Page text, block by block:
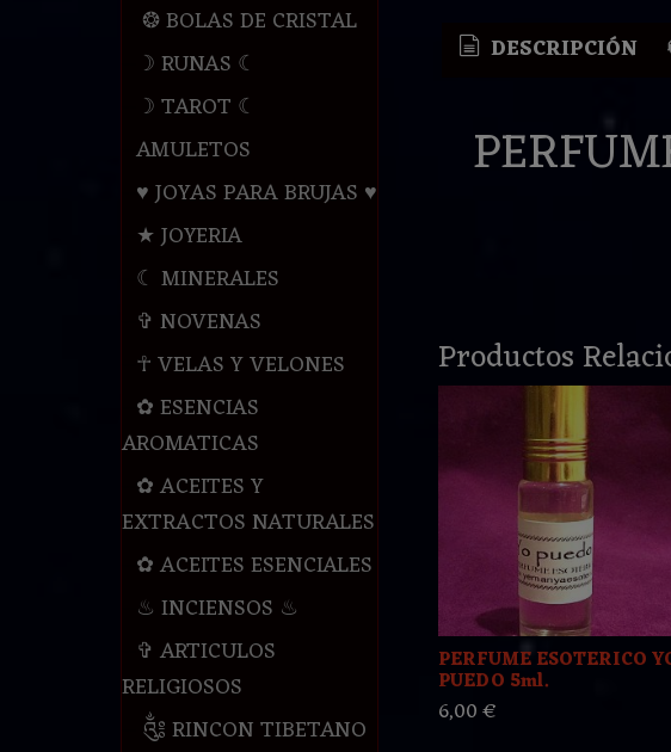
❂ BOLAS DE CRISTAL
☽ RUNAS ☾
☽ TAROT ☾
AMULETOS
♥ JOYAS PARA BRUJAS ♥
★ JOYERIA
☾ MINERALES
✞ NOVENAS
☥ VELAS Y VELONES
✿ ESENCIAS
AROMATICAS
✿ ACEITES Y
EXTRACTOS NATURALES
✿ ACEITES ESENCIALES
♨ INCIENSOS ♨
✞ ARTICULOS
RELIGIOSOS
༃ RINCON TIBETANO
DESCRIPCIÓN
Productos
PERFUME ESOTERICO
PUEDO 5ml.
6,00 €